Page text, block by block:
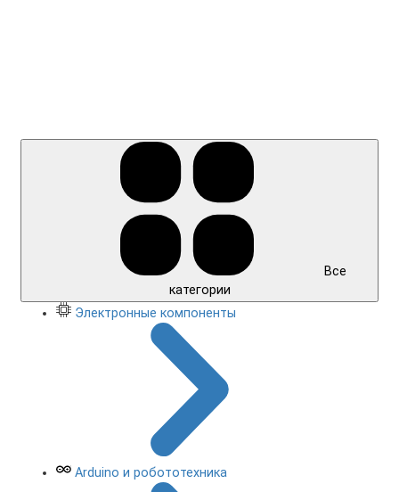
Все
категории
Электронные компоненты
Arduino и робототехника